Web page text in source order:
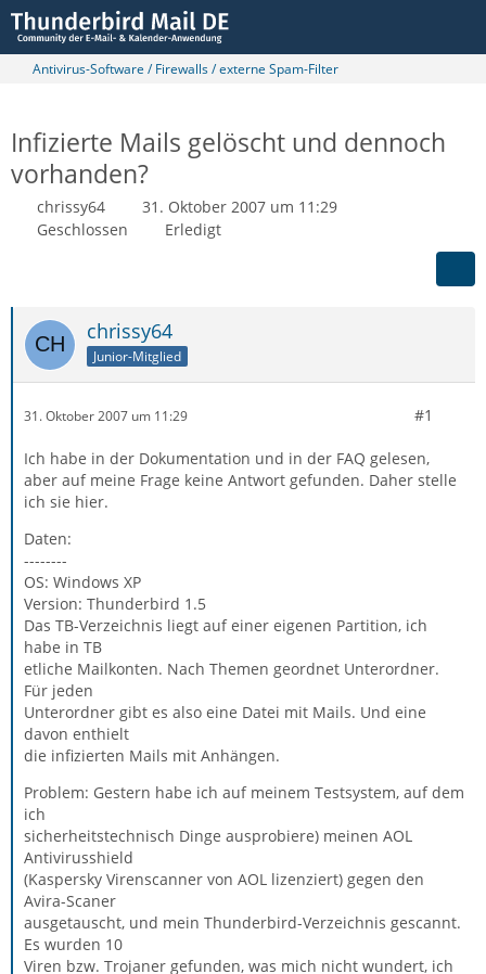
Antivirus-Software / Firewalls / externe Spam-Filter
Infizierte Mails gelöscht und dennoch
vorhanden?
chrissy64
31. Oktober 2007 um 11:29
Geschlossen
Erledigt
chrissy64
Junior-Mitglied
31. Oktober 2007 um 11:29 #1
Ich habe in der Dokumentation und in der FAQ gelesen,
aber auf meine Frage keine Antwort gefunden. Daher stelle
ich sie hier.
Daten:
--------
OS: Windows XP
Version: Thunderbird 1.5
Das TB-Verzeichnis liegt auf einer eigenen Partition, ich
habe in TB
etliche Mailkonten. Nach Themen geordnet Unterordner.
Für jeden
Unterordner gibt es also eine Datei mit Mails. Und eine
davon enthielt
die infizierten Mails mit Anhängen.
Problem: Gestern habe ich auf meinem Testsystem, auf dem
ich
sicherheitstechnisch Dinge ausprobiere) meinen AOL
Antivirusshield
(Kaspersky Virenscanner von AOL lizenziert) gegen den
Avira-Scaner
ausgetauscht, und mein Thunderbird-Verzeichnis gescannt.
Es wurden 10
Viren bzw. Trojaner gefunden, was mich nicht wundert, ich